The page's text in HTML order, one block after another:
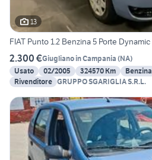
13
FIAT Punto 1.2 Benzina 5 Porte Dynamic
2.300 €Giugliano in Campania (NA)
Usato
02/2005 324570 Km Benzina
Rivenditore GRUPPO SGARIGLIA S.R.L.